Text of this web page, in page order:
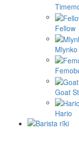
Fellow
Mlynko
Goat
Hario